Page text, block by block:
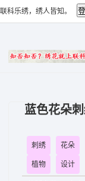
联科乐绣，绣人皆知。
蓝色花朵
刺绣 花朵
植物 设计